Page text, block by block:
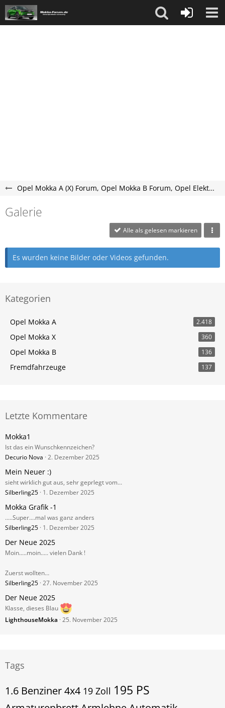
Opel Mokka A (X) Forum, Opel Mokka B Forum, Opel Elektro Mokka-e Forum
Galerie
Alle als gelesen markieren
Es wurden keine Bilder oder Videos gefunden.
Kategorien
Opel Mokka A 2.418
Opel Mokka X 360
Opel Mokka B 136
Fremdfahrzeuge 137
Letzte Kommentare
Mokka1
Ist das ein Wunschkennzeichen?
Decurio Nova 2. Dezember 2025
Mein Neuer :)
sieht wirklich gut aus, sehr geprlegt vom…
Silberling25 1. Dezember 2025
Mokka Grafik -1
.....Super....mal was ganz anders
Silberling25 1. Dezember 2025
Der Neue 2025
Moin.....moin..... vielen Dank !
Zuerst wollten…
Silberling25 27. November 2025
Der Neue 2025
Klasse, dieses Blau
LighthouseMokka 25. November 2025
Tags
1.6 Benziner4x4 19 Zoll 195 PS